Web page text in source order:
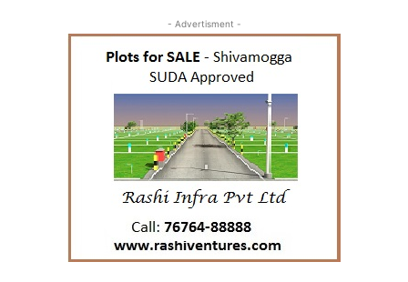
- Advertisment -